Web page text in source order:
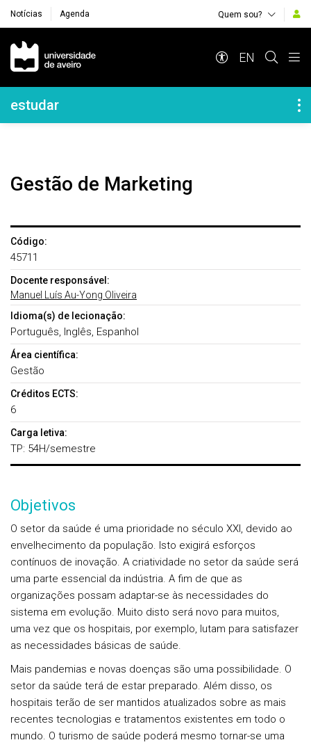
Notícias Agenda Quem sou?
Navegação Principal
EN
Navegação Lateral
estudar
Gestão de Marketing
Código:
45711
Docente responsável:
Manuel Luís Au-Yong Oliveira
Idioma(s) de lecionação:
Português, Inglês, Espanhol
Área científica:
Gestão
Créditos ECTS:
6
Carga letiva:
TP: 54H/semestre
Objetivos
O setor da saúde é uma prioridade no século XXI, devido ao
envelhecimento da população. Isto exigirá esforços
contínuos de inovação. A criatividade no setor da saúde será
uma parte essencial da indústria. A fim de que as
organizações possam adaptar-se às necessidades do
sistema em evolução. Muito disto será novo para muitos,
uma vez que os hospitais, por exemplo, lutam para satisfazer
as necessidades básicas de saúde.
Mais pandemias e novas doenças são uma possibilidade. O
setor da saúde terá de estar preparado. Além disso, os
hospitais terão de ser mantidos atualizados sobre as mais
recentes tecnologias e tratamentos existentes em todo o
mundo. O turismo de saúde poderá mesmo tornar-se uma